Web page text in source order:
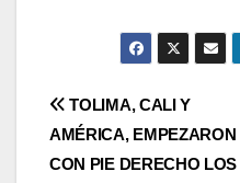
TOLIMA, CALI Y
AMÉRICA, EMPEZARON
CON PIE DERECHO LOS